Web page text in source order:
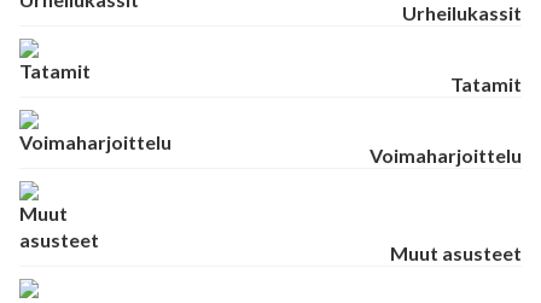
Urheilukassit
Tatamit
Voimaharjoittelu
Muut asusteet